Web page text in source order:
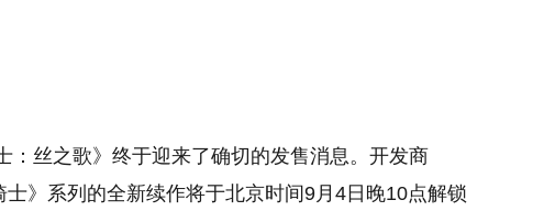
：丝之歌》终于迎来了确切的发售消息。开发商
》系列的全新续作将于北京时间9月4日晚10点解锁